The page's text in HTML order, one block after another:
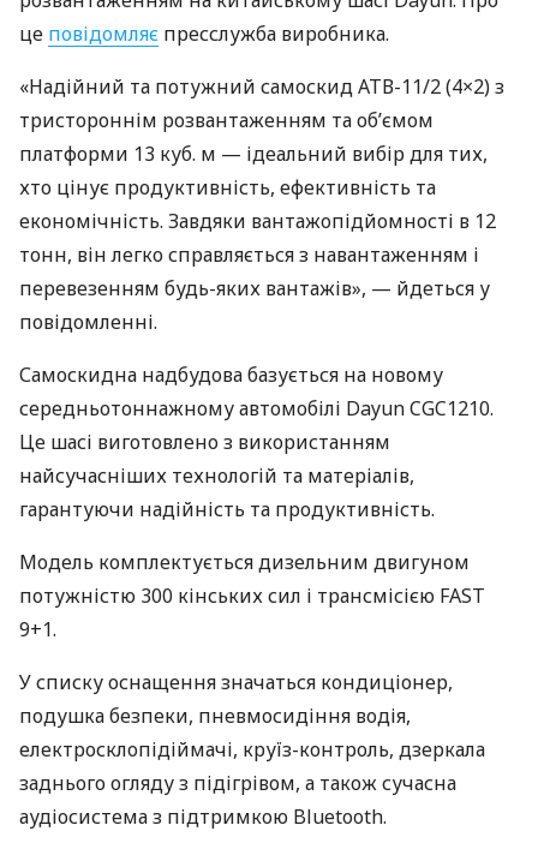
це повідомляє пресслужба виробника.
«Надійний та потужний самоскид АТВ-11/2 (4×2) з
тристороннім розвантаженням та об’ємом
платформи 13 куб. м — ідеальний вибір для тих,
хто цінує продуктивність, ефективність та
економічність. Завдяки вантажопідйомності в 12
тонн, він легко справляється з навантаженням і
перевезенням будь-яких вантажів», — йдеться у
повідомленні.
Самоскидна надбудова базується на новому
середньотоннажному автомобілі Dayun CGC1210.
Це шасі виготовлено з використанням
найсучасніших технологій та матеріалів,
гарантуючи надійність та продуктивність.
Модель комплектується дизельним двигуном
потужністю 300 кінських сил і трансмісією FAST
9+1.
У списку оснащення значаться кондиціонер,
подушка безпеки, пневмосидіння водія,
електросклопідіймачі, круїз-контроль, дзеркала
заднього огляду з підігрівом, а також сучасна
аудіосистема з підтримкою Bluetooth.